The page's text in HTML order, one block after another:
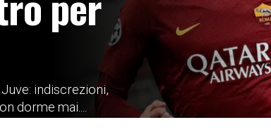
indiscrezioni,
dorme mai....